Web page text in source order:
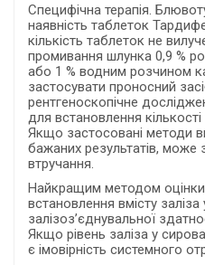
Специфічна терапія.
наявність таблеток
кількість таблеток не
промивання шлунка 0,9 %
або 1 % водним розчином
застосувати проносний
рентгеноскопічне
для встановлення
Якщо застосовані методи
бажаних результатів, може
втручання.
Найкращим методом оцінки
встановлення вмісту заліза
залізоз’єднувальної
Якщо рівень заліза у
є імовірність системного